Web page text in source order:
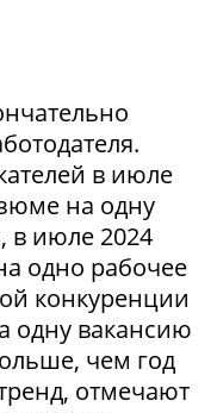
в июле
на одну
в июле 2024
одно рабочее
конкуренции
одну вакансию
чем год
отмечают